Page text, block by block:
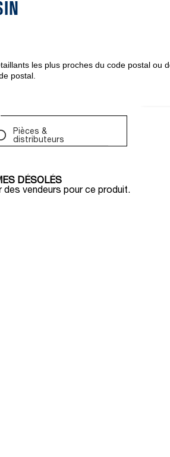
les plus proches du code postal
postal.
Pièces &
distributeurs
DÉSOLÉS
vendeurs pour ce produit.